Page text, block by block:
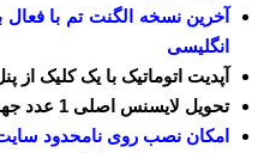
آخرین نسخه الگنت تم با
انگلیسی
آپدیت اتوماتیک با یک کلیک از
تحویل لایسنس اصلی 1 عدد جهت اپدیت از پنل وردپرس
امکان نصب روی نامحدود